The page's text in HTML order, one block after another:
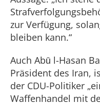
zur Verfügung,
bleiben kann.“
Auch Abū l-Hasan
Präsident des Iran,
der CDU-Politiker
Waffenhandel mit